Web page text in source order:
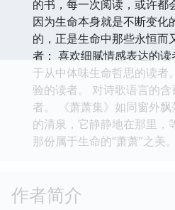
的书，每一次阅读，或许都
因为生命本身就是不断变化
的，正是生命中那些永恒而
者： 喜欢细腻情感表达的
于从中体味生命哲思的读者
验的读者。 对诗歌语言的
者。 《萧萧集》如同窗外
的清泉，它静静地在那里，
那份属于生命的“萧萧”之美。
作者简介